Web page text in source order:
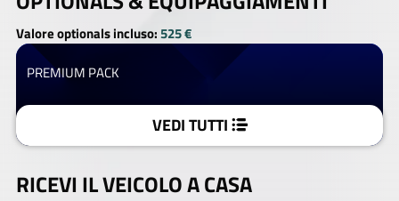
Valore optionals incluso:525 €
PREMIUM PACK
VEDI TUTTI
RICEVI IL VEICOLO A CASA